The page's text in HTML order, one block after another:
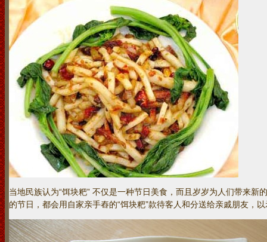
当地民族认为“饵块粑” 不仅是一种节日美食，而且岁岁为人们带来
的节日，都会用自家亲手舂的“饵块粑”款待客人和分送给亲戚朋友，